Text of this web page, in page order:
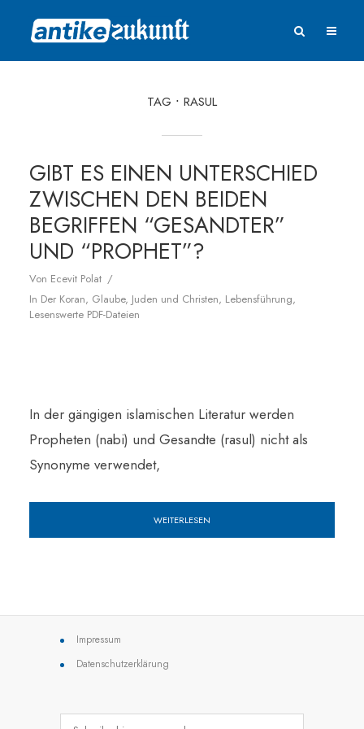
TAG RASUL
GIBT ES EINEN UNTERSCHIED
ZWISCHEN DEN BEIDEN
BEGRIFFEN “GESANDTER”
UND “PROPHET”?
Von Ecevit Polat
In Der Koran, Glaube, Juden und Christen, Lebensführung,
Lesenswerte PDF-Dateien
In der gängigen islamischen Literatur werden
Propheten (nabi) und Gesandte (rasul) nicht als
Synonyme verwendet,
WEITERLESEN
Impressum
Datenschutzerklärung